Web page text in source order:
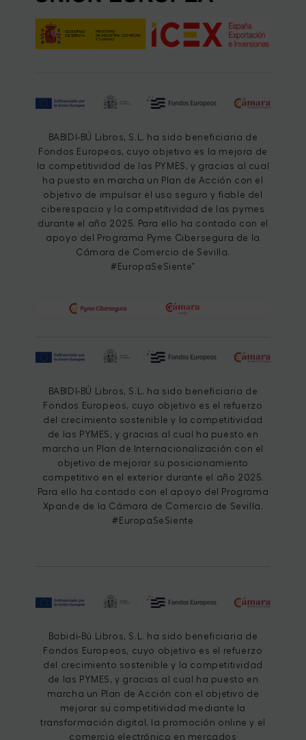
BABIDI-BÚ Libros, S.L. ha sido beneficiaria de
Fondos Europeos, cuyo objetivo es la mejora de
la competitividad de las PYMES, y gracias al cual
ha puesto en marcha un Plan de Acción con el
objetivo de impulsar el uso seguro y fiable del
ciberespacio y la competitividad de las pymes
durante el año 2025. Para ello ha contado con el
apoyo del Programa Pyme Cibersegura de la
Cámara de Comercio de Sevilla.
#EuropaSeSiente”
BABIDI-BÚ Libros, S.L. ha sido beneficiaria de
Fondos Europeos, cuyo objetivo es el refuerzo
del crecimiento sostenible y la competitividad
de las PYMES, y gracias al cual ha puesto en
marcha un Plan de Internacionalización con el
objetivo de mejorar su posicionamiento
competitivo en el exterior durante el año 2025.
Para ello ha contado con el apoyo del Programa
Xpande de la Cámara de Comercio de Sevilla.
#EuropaSeSiente
Babidi-Bú Libros, S.L. ha sido beneficiaria de
Fondos Europeos, cuyo objetivo es el refuerzo
del crecimiento sostenible y la competitividad
de las PYMES, y gracias al cual ha puesto en
marcha un Plan de Acción con el objetivo de
mejorar su competitividad mediante la
transformación digital, la promoción online y el
comercio electrónico en mercados